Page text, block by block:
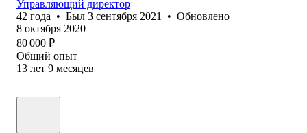
Управляющий директор
42 года • Был 3 сентября 2021 • Обновлено
8 октября 2020
80 000 ₽
Общий опыт
13 лет 9 месяцев